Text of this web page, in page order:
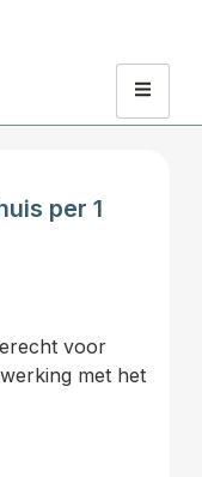
per 1
voor
met het